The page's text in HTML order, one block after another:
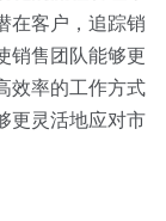
在客户，追踪销
销售团队能够更
效率的工作方式
更灵活地应对市